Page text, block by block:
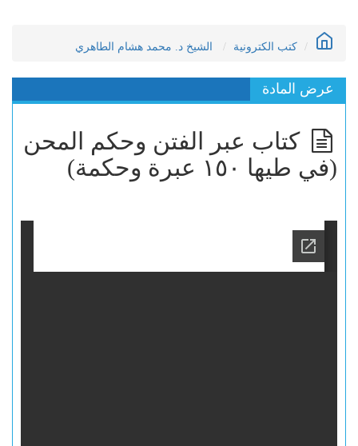
كتب الكترونية الشيخ د. محمد هشام الطاهري
عرض المادة
كتاب عبر الفتن وحكم المحن
(في طيها ١٥٠ عبرة وحكمة)